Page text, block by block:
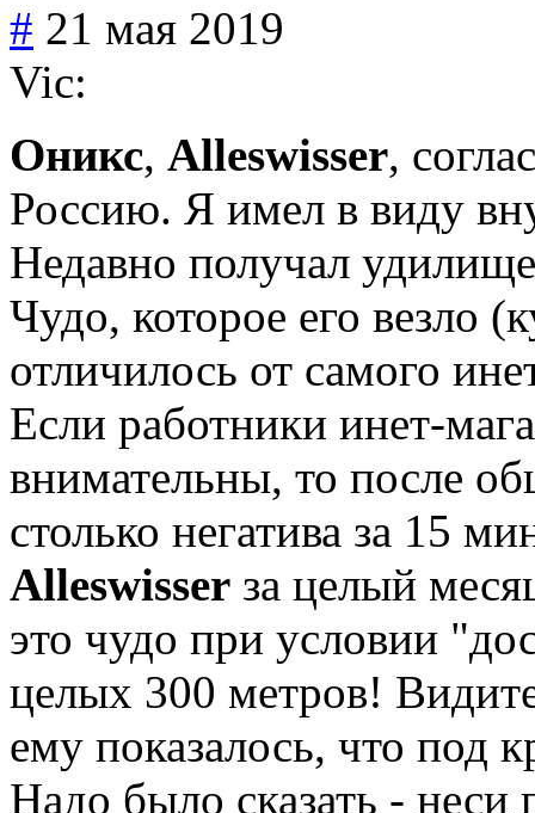
# 21 мая 2019
Vic:
Оникс, Alleswisser,
Россию. Я имел в виду
Недавно получал
Чудо, которое его везло
отличилось от самого
Если работники инет-
внимательны, то после
столько негатива за 15
Alleswisser за целый
это чудо при условии
целых 300 метров!
ему показалось, что под
Надо было сказать - неси